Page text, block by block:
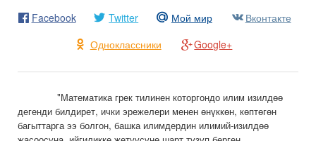
Facebook Twitter Мой мир
Вконтакте
Одноклассники
Google+
"Математика грек тилинен которгондо илим изилдөө
дегенди билдирет, ички эрежелери менен өнүккөн, көптөгөн
багыттарга ээ болгон, башка илимдердин илимий-изилдөө